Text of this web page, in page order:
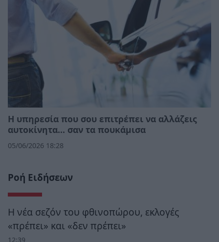
Η υπηρεσία που σου επιτρέπει να αλλάζεις
αυτοκίνητα... σαν τα πουκάμισα
05/06/2026 18:28
Ροή Ειδήσεων
Η νέα σεζόν του φθινοπώρου, εκλογές
«πρέπει» και «δεν πρέπει»
12:39